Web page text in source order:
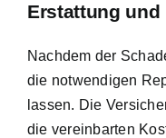
Erstattung und
Nachdem der
die notwendigen
lassen. Die
die vereinbarten